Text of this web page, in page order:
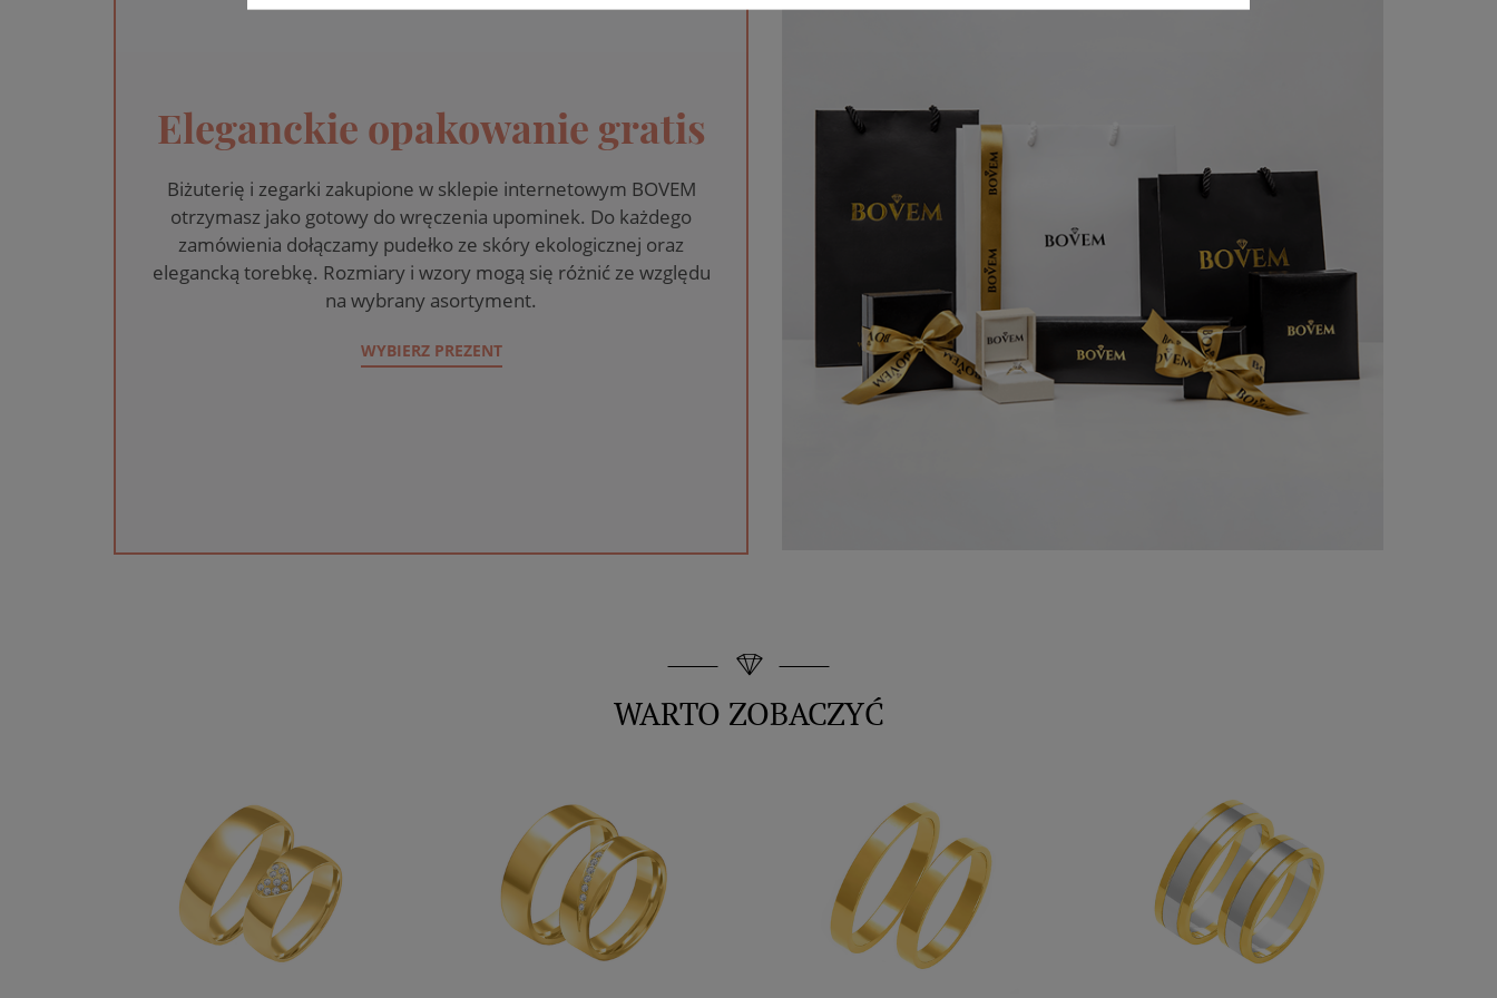
Eleganckie opakowanie gratis
Biżuterię i zegarki zakupione w sklepie internetowym BOVEM
otrzymasz jako gotowy do wręczenia upominek. Do każdego
zamówienia dołączamy pudełko ze skóry ekologicznej oraz
elegancką torebkę. Rozmiary i wzory mogą się różnić ze względu
na wybrany asortyment.
WYBIERZ PREZENT
WARTO ZOBACZYĆ